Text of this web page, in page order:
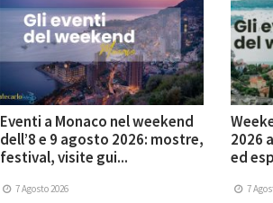
Eventi a Monaco nel weekend
dell’8 e 9 agosto 2026: mostre,
festival, visite gui...
7 Agosto 2026
2026
ed
7